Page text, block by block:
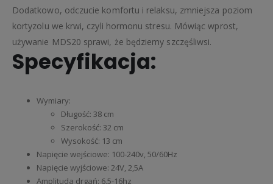
Dodatkowo, odczucie komfortu i relaksu, zmniejsza poziom
kortyzolu we krwi, czyli hormonu stresu. Mówiąc wprost,
używanie MDS20 sprawi, że będziemy szczęśliwsi.
Specyfikacja:
Wymiary:
Długość: 38 cm
Szerokość: 32 cm
Wysokość: 13 cm
Napięcie wejściowe: 100-240v, 50/60Hz
Napięcie wyjściowe: 24V, 2,5A
Amplituda drgań: 6.5-16hz